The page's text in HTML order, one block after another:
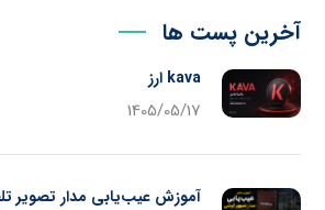
آخرین پست ها
kava ارز
1405/05/17
آموزش عیب‌یابی مدار تصویر